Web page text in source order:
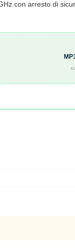
con arresto di